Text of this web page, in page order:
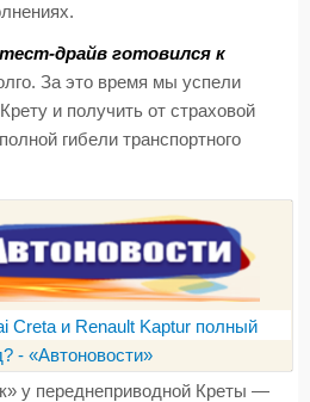
драйв готовился к
За это время мы успели
и получить от страховой
гибели транспортного
у переднеприводной Креты —